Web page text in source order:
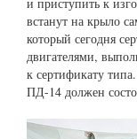
встанут на крыло
который сегодня
двигателями,
к сертификату
ПД-14 должен